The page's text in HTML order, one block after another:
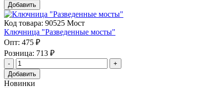
Добавить
Код товара: 90525 Мост
Ключница "Разведенные мосты"
Опт: 475 ₽
Розница: 713 ₽
Добавить
Новинки